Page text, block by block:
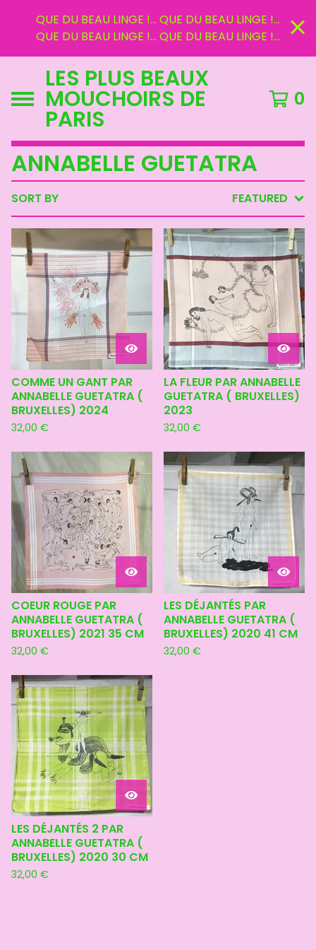
QUE DU BEAU LINGE !... QUE DU BEAU LINGE !...
QUE DU BEAU LINGE !... QUE DU BEAU LINGE !...
LES PLUS BEAUX
MOUCHOIRS DE
PARIS
0
ANNABELLE GUETATRA
SORT BY FEATURED
COMME UN GANT PAR
ANNABELLE GUETATRA (
BRUXELLES) 2024
32,00 €
LA FLEUR PAR ANNABELLE
GUETATRA ( BRUXELLES)
2023
32,00 €
COEUR ROUGE PAR
ANNABELLE GUETATRA (
BRUXELLES) 2021 35 CM
32,00 €
LES DÉJANTÉS PAR
ANNABELLE GUETATRA (
BRUXELLES) 2020 41 CM
32,00 €
LES DÉJANTÉS 2 PAR
ANNABELLE GUETATRA (
BRUXELLES) 2020 30 CM
32,00 €